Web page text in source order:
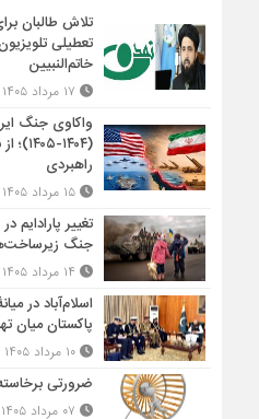
تلاش طالبان
تعطیلی
خاتم‌النبیین
واکاوی جنگ
راهبردی
۱۵ مرداد ۱۴۰۵ - ۱۴:۲۰
تغییر پارادایم
جنگ
اسلام‌آباد در
پاکستان میان
۱۰ مرداد ۱۴۰۵ - ۱۱:۵۴
ضرورتی